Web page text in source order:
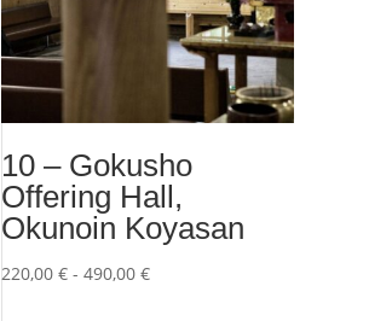
10 – Gokusho
Offering Hall,
Okunoin Koyasan
220,00€ - 490,00€Fascia